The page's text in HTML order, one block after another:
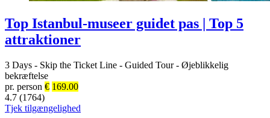
Top Istanbul-museer guidet pas | Top 5
attraktioner
3 Days - Skip the Ticket Line - Guided Tour - Øjeblikkelig
bekræftelse
pr. person € 169.00
4.7 (1764)
Tjek tilgængelighed